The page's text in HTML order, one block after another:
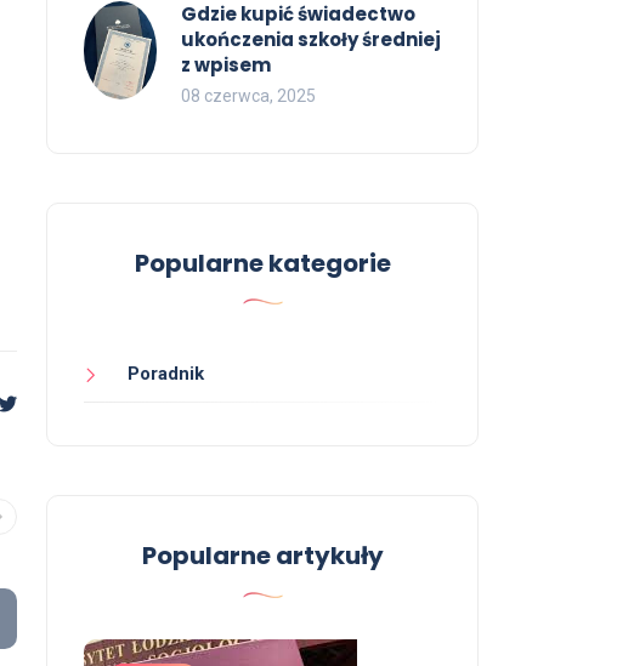
Ile kosztuje matura na lewo
Gdzie kupić świadectwo
ukończenia szkoły średniej
z wpisem
08 czerwca, 2025
Popularne kategorie
Poradnik
Popularne artykuły